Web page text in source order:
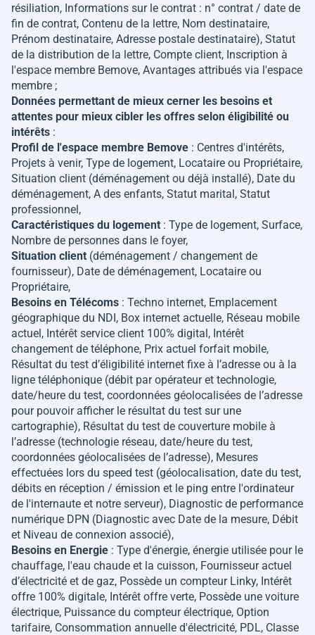
résiliation, Informations sur le contrat : n° contrat / date de
fin de contrat, Contenu de la lettre, Nom destinataire,
Prénom destinataire, Adresse postale destinataire), Statut
de la distribution de la lettre, Compte client, Inscription à
l'espace membre Bemove, Avantages attribués via l'espace
membre ;
Données permettant de mieux cerner les besoins et
attentes pour mieux cibler les offres selon éligibilité ou
intérêts :
Profil de l'espace membre Bemove : Centres d'intérêts,
Projets à venir, Type de logement, Locataire ou Propriétaire,
Situation client (déménagement ou déjà installé), Date du
déménagement, A des enfants, Statut marital, Statut
professionnel,
Caractéristiques du logement : Type de logement, Surface,
Nombre de personnes dans le foyer,
Situation client (déménagement / changement de
fournisseur), Date de déménagement, Locataire ou
Propriétaire,
Besoins en Télécoms : Techno internet, Emplacement
géographique du NDI, Box internet actuelle, Réseau mobile
actuel, Intérêt service client 100% digital, Intérêt
changement de téléphone, Prix actuel forfait mobile,
Résultat du test d’éligibilité internet fixe à l’adresse ou à la
ligne téléphonique (débit par opérateur et technologie,
date/heure du test, coordonnées géolocalisées de l’adresse
pour pouvoir afficher le résultat du test sur une
cartographie), Résultat du test de couverture mobile à
l’adresse (technologie réseau, date/heure du test,
coordonnées géolocalisées de l’adresse), Mesures
effectuées lors du speed test (géolocalisation, date du test,
débits en réception / émission et le ping entre l'ordinateur
de l'internaute et notre serveur), Diagnostic de performance
numérique DPN (Diagnostic avec Date de la mesure, Débit
et Niveau de connexion associé),
Besoins en Energie : Type d'énergie, énergie utilisée pour le
chauffage, l'eau chaude et la cuisson, Fournisseur actuel
d’électricité et de gaz, Possède un compteur Linky, Intérêt
offre 100% digitale, Intérêt offre verte, Possède une voiture
électrique, Puissance du compteur électrique, Option
tarifaire, Consommation annuelle d'électricité, PDL, Classe